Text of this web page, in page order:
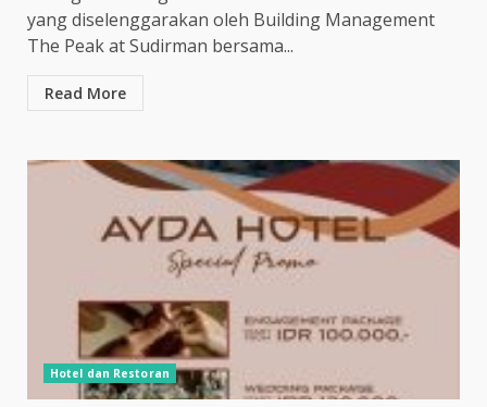
yang diselenggarakan oleh Building Management
The Peak at Sudirman bersama...
Read More
Hotel dan Restoran